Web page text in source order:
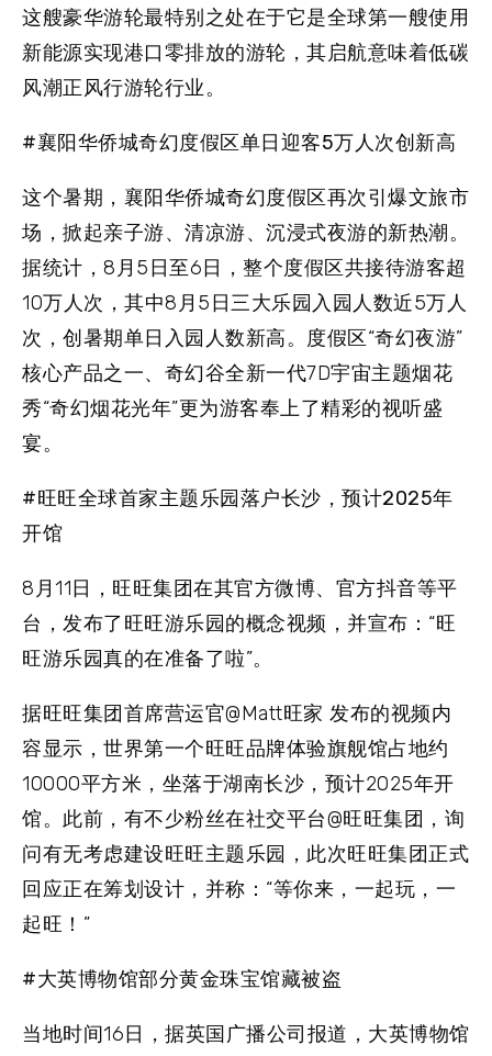
这艘豪华游轮最特别之处在于它是全球第一艘使用
新能源实现港口零排放的游轮，其启航意味着低碳
风潮正风行游轮行业。
#襄阳华侨城奇幻度假区单日迎客5万人次创新高
这个暑期，襄阳华侨城奇幻度假区再次引爆文旅市
场，掀起亲子游、清凉游、沉浸式夜游的新热潮。
据统计，8月5日至6日，整个度假区共接待游客超
10万人次，其中8月5日三大乐园入园人数近5万人
次，创暑期单日入园人数新高。度假区“奇幻夜游”
核心产品之一、奇幻谷全新一代7D宇宙主题烟花
秀“奇幻烟花光年”更为游客奉上了精彩的视听盛
宴。
#旺旺全球首家主题乐园落户长沙，预计2025年
开馆
8月11日，旺旺集团在其官方微博、官方抖音等平
台，发布了旺旺游乐园的概念视频，并宣布：“旺
旺游乐园真的在准备了啦”。
据旺旺集团首席营运官@Matt旺家 发布的视频内
容显示，世界第一个旺旺品牌体验旗舰馆占地约
10000平方米，坐落于湖南长沙，预计2025年开
馆。此前，有不少粉丝在社交平台@旺旺集团，询
问有无考虑建设旺旺主题乐园，此次旺旺集团正式
回应正在筹划设计，并称：“等你来，一起玩，一
起旺！”
#大英博物馆部分黄金珠宝馆藏被盗
当地时间16日，据英国广播公司报道，大英博物馆